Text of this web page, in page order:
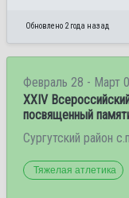
Обновлено 2 года назад
Февраль 28 - Март
ХXIV
посвященный
Сургутский район
Тяжелая атлетика